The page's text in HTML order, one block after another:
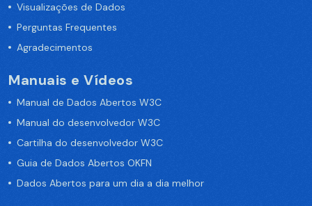
Visualizações de Dados
Perguntas Frequentes
Agradecimentos
Manuais e Vídeos
Manual de Dados Abertos W3C
Manual do desenvolvedor W3C
Cartilha do desenvolvedor W3C
Guia de Dados Abertos OKFN
Dados Abertos para um dia a dia melhor